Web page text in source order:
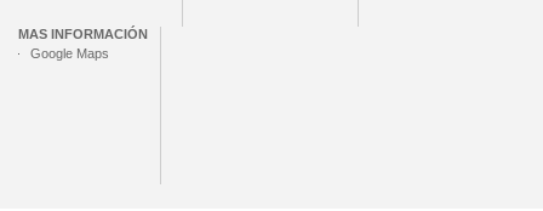
MAS INFORMACIÓN
Google Maps